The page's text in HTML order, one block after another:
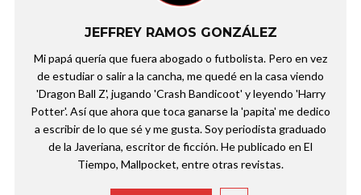
JEFFREY RAMOS GONZÁLEZ
Mi papá quería que fuera abogado o futbolista. Pero en vez
de estudiar o salir a la cancha, me quedé en la casa viendo
'Dragon Ball Z', jugando 'Crash Bandicoot' y leyendo 'Harry
Potter'. Así que ahora que toca ganarse la 'papita' me dedico
a escribir de lo que sé y me gusta. Soy periodista graduado
de la Javeriana, escritor de ficción. He publicado en El
Tiempo, Mallpocket, entre otras revistas.